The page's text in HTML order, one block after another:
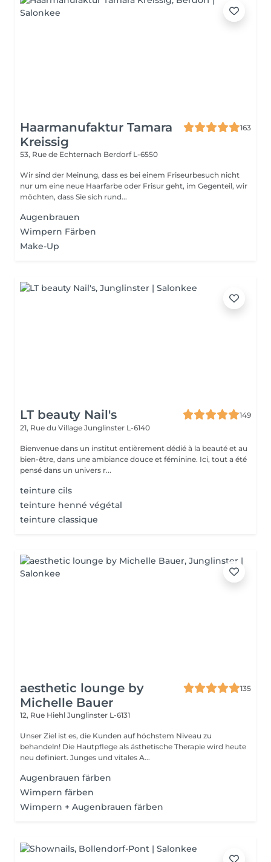
Haarmanufaktur Tamara
Kreissig
163
53, Rue de Echternach Berdorf L-6550
Wir sind der Meinung, dass es bei einem Friseurbesuch nicht
nur um eine neue Haarfarbe oder Frisur geht, im Gegenteil, wir
möchten, dass Sie sich rund...
Augenbrauen
Wimpern Färben
Make-Up
LT beauty Nail's
149
21, Rue du Village Junglinster L-6140
Bienvenue dans un institut entièrement dédié à la beauté et au
bien-être, dans une ambiance douce et féminine. Ici, tout a été
pensé dans un univers r...
teinture cils
teinture henné végétal
teinture classique
aesthetic lounge by
Michelle Bauer
135
12, Rue Hiehl Junglinster L-6131
Unser Ziel ist es, die Kunden auf höchstem Niveau zu
behandeln! Die Hautpflege als ästhetische Therapie wird heute
neu definiert. Junges und vitales A...
Augenbrauen färben
Wimpern färben
Wimpern + Augenbrauen färben